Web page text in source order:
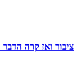
ואז קרה הדבר